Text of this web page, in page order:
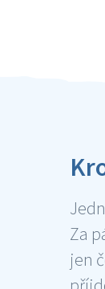
Za
jen